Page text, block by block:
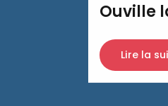
Ouville
Lire la